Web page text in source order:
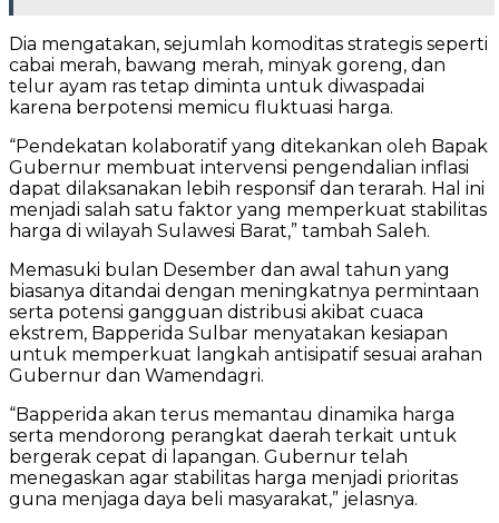
Dia mengatakan, sejumlah komoditas strategis seperti
cabai merah, bawang merah, minyak goreng, dan
telur ayam ras tetap diminta untuk diwaspadai
karena berpotensi memicu fluktuasi harga.
“Pendekatan kolaboratif yang ditekankan oleh Bapak
Gubernur membuat intervensi pengendalian inflasi
dapat dilaksanakan lebih responsif dan terarah. Hal ini
menjadi salah satu faktor yang memperkuat stabilitas
harga di wilayah Sulawesi Barat,” tambah Saleh.
Memasuki bulan Desember dan awal tahun yang
biasanya ditandai dengan meningkatnya permintaan
serta potensi gangguan distribusi akibat cuaca
ekstrem, Bapperida Sulbar menyatakan kesiapan
untuk memperkuat langkah antisipatif sesuai arahan
Gubernur dan Wamendagri.
“Bapperida akan terus memantau dinamika harga
serta mendorong perangkat daerah terkait untuk
bergerak cepat di lapangan. Gubernur telah
menegaskan agar stabilitas harga menjadi prioritas
guna menjaga daya beli masyarakat,” jelasnya.